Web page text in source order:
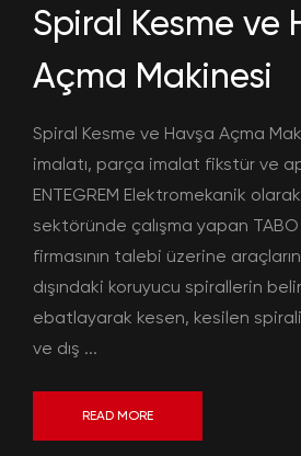
Spiral Kesme ve
Açma Makinesi
Spiral Kesme ve Havşa Açma
imalatı, parça imalat fikstür ve
ENTEGREM Elektromekanik
sektöründe çalışma yapan
firmasının talebi üzerine
dışındaki koruyucu spirallerin
ebatlayarak kesen, kesilen
ve dış ...
READ MORE